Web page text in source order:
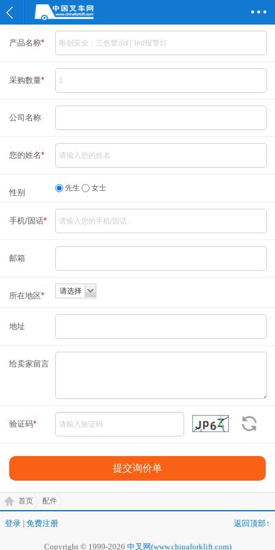
产品名称*
采购数量*
公司名称
您的姓名*
性别 先生 女士
手机/固话*
邮箱
所在地区* 请选择
地址
给卖家留言
验证码*
首页 配件
登录 免费注册 返回顶部↑
Copyright © 1999-2026 中叉网(www.chinaforklift.com)